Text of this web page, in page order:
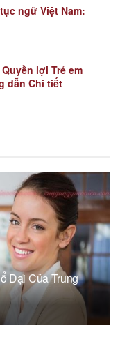
ngữ Việt Nam:
lợi Trẻ em
dẫn Chi tiết
Đại Của Trung